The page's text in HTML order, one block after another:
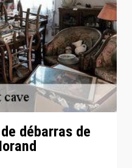
débarras de